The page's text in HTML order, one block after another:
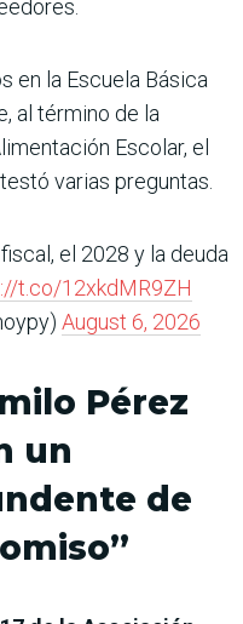
en la Escuela Básica
al término de la
Escolar, el
varias preguntas.
el 2028 y la deuda
t.co/12xkdMR9ZH
August 6, 2026
Pérez
un
de